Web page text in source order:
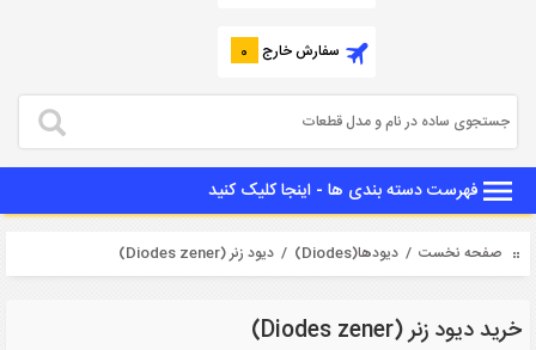
سفارش خارج 0
فهرست دسته بندی ها - اینجا کلیک کنید
صفحه نخست / دیودها(Diodes) / دیود زنر (Diodes zener)
خرید دیود زنر (Diodes zener)